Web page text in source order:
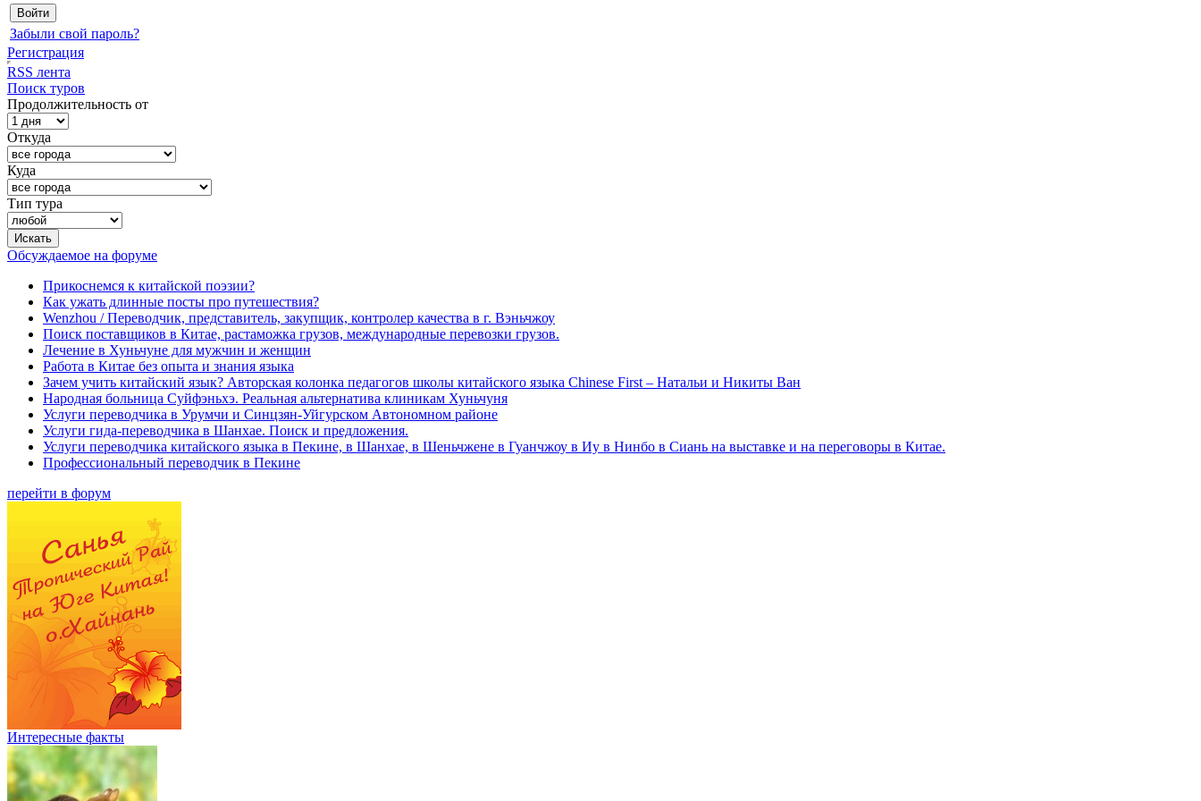
Забыли свой пароль?
Регистрация
RSS лента
Поиск туров
Продолжительность от
Откуда
Куда
Тип тура
Обсуждаемое на форуме
Прикоснемся к китайской поэзии?
Как ужать длинные посты про путешествия?
Wenzhou / Переводчик, представитель, закупщик, контролер качества в г. Вэньчжоу
Поиск поставщиков в Китае, растаможка грузов, международные перевозки грузов.
Лечение в Хуньчуне для мужчин и женщин
Работа в Китае без опыта и знания языка
Зачем учить китайский язык? Авторская колонка педагогов школы китайского языка Chinese First – Натальи и Никиты Ван
Народная больница Суйфэньхэ. Реальная альтернатива клиникам Хуньчуня
Услуги переводчика в Урумчи и Синцзян-Уйгурском Автономном районе
Услуги гида-переводчика в Шанхае. Поиск и предложения.
Услуги переводчика китайского языка в Пекине, в Шанхае, в Шеньчжене в Гуанчжоу в Иу в Нинбо в Сиань на выставке и на переговоры в Китае.
Профессиональный переводчик в Пекине
перейти в форум
Интересные факты